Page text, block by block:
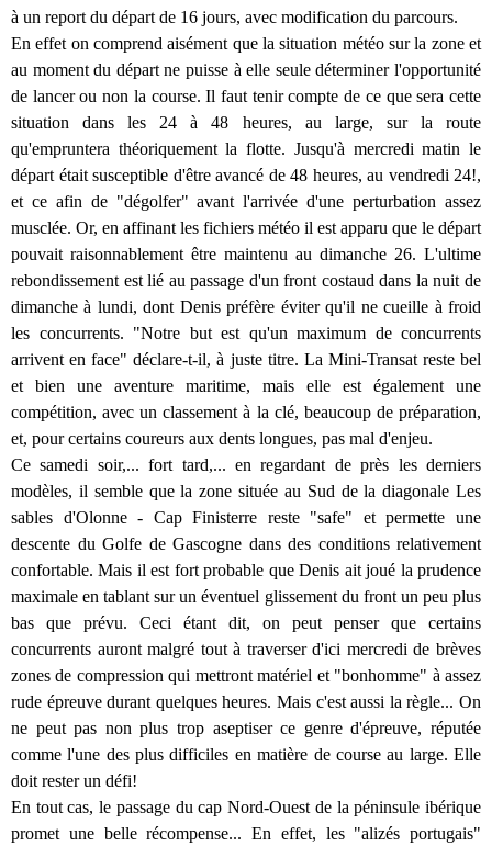
à un report du départ de 16 jours, avec modification du parcours.
En effet on comprend aisément que la situation météo sur la zone et
au moment du départ ne puisse à elle seule déterminer l'opportunité
de lancer ou non la course. Il faut tenir compte de ce que sera cette
situation dans les 24 à 48 heures, au large, sur la route
qu'empruntera théoriquement la flotte. Jusqu'à mercredi matin le
départ était susceptible d'être avancé de 48 heures, au vendredi 24!,
et ce afin de "dégolfer" avant l'arrivée d'une perturbation assez
musclée. Or, en affinant les fichiers météo il est apparu que le départ
pouvait raisonnablement être maintenu au dimanche 26. L'ultime
rebondissement est lié au passage d'un front costaud dans la nuit de
dimanche à lundi, dont Denis préfère éviter qu'il ne cueille à froid
les concurrents. "Notre but est qu'un maximum de concurrents
arrivent en face" déclare-t-il, à juste titre. La Mini-Transat reste bel
et bien une aventure maritime, mais elle est également une
compétition, avec un classement à la clé, beaucoup de préparation,
et, pour certains coureurs aux dents longues, pas mal d'enjeu.
Ce samedi soir,... fort tard,... en regardant de près les derniers
modèles, il semble que la zone située au Sud de la diagonale Les
sables d'Olonne - Cap Finisterre reste "safe" et permette une
descente du Golfe de Gascogne dans des conditions relativement
confortable. Mais il est fort probable que Denis ait joué la prudence
maximale en tablant sur un éventuel glissement du front un peu plus
bas que prévu. Ceci étant dit, on peut penser que certains
concurrents auront malgré tout à traverser d'ici mercredi de brèves
zones de compression qui mettront matériel et "bonhomme" à assez
rude épreuve durant quelques heures. Mais c'est aussi la règle... On
ne peut pas non plus trop aseptiser ce genre d'épreuve, réputée
comme l'une des plus difficiles en matière de course au large. Elle
doit rester un défi!
En tout cas, le passage du cap Nord-Ouest de la péninsule ibérique
promet une belle récompense... En effet, les "alizés portugais"